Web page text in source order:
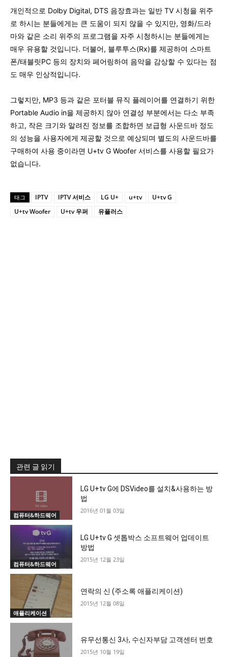
개인적으로 Dolby Digital, DTS 음장효과는 일반 TV 시청을 위주
로 하시는 분들에게는 큰 도움이 되지 않을 수 있지만, 영화/드라
마와 같은 소리 위주의 프로그램을 자주 시청하시는 분들에게는
매우 유용할 것입니다. 더불어, 블루투스(Rx)를 제공하여 스마트
폰/태블릿PC 등의 장치와 페어링하여 음악을 감상할 수 있다는 점
도 매우 인상적입니다.
그렇지만, MP3 등과 같은 포터블 뮤직 플레이어를 연결하기 위한
Portable Audio in을 제공하지 않아 연결성 부분에서는 다소 부족
하고, 작은 크기와 알려진 정보를 조합하면 보급형 사운드바 정도
의 성능을 사용자에게 제공할 것으로 예상되며 별도의 사운드바를
구매하여 사용 중이라면 U+tv G Woofer 서비스를 사용할 필요가
없습니다.
태그 IPTV IPTV 서비스 LG U+ u+tv
U+tv G
U+tv Woofer
U+tv 우퍼 유플러스
관련 글 읽기
컴퓨터&하드웨어
LG U+tv G에 DSVideo를 설치&사용하는 방
법
2016년 01월 03일
컴퓨터&하드웨어
LG U+tv G 셋톱박스 소프트웨어 업데이트
방법
2015년 12월 23일
애플리케이션
연락의 신 (주소록 애플리케이션)
2015년 12월 08일
유무선통신 3사, 수신자부담 고객센터 번호
2015년 10월 19일